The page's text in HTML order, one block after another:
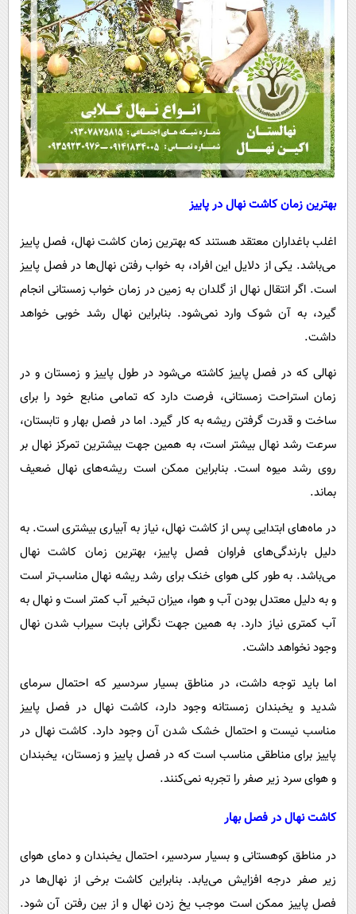
بهترین زمان کاشت نهال در پاییز
اغلب باغداران معتقد هستند که بهترین زمان کاشت نهال، فصل پاییز
می‌باشد. یکی از دلایل این افراد، به خواب رفتن نهال‌ها در فصل پاییز
است. اگر انتقال نهال از گلدان به زمین در زمان خواب زمستانی انجام
گیرد، به آن شوک وارد نمی‌شود. بنابراین نهال رشد خوبی خواهد
داشت.
نهالی که در فصل پاییز کاشته می‌شود در طول پاییز و زمستان و در
زمان استراحت زمستانی، فرصت دارد که تمامی منابع خود را برای
ساخت و قدرت گرفتن ریشه به کار گیرد. اما در فصل بهار و تابستان،
سرعت رشد نهال بیشتر است، به همین جهت بیشترین تمرکز نهال بر
روی رشد میوه است. بنابراین ممکن است ریشه‌های نهال ضعیف
بماند.
در ماه‌های ابتدایی پس از کاشت نهال، نیاز به آبیاری بیشتری است. به
دلیل بارندگی‌های فراوان فصل پاییز، بهترین زمان کاشت نهال
می‌باشد. به طور کلی هوای خنک برای رشد ریشه نهال مناسب‌تر است
و به دلیل معتدل بودن آب و هوا، میزان تبخیر آب کمتر است و نهال به
آب کمتری نیاز دارد. به همین جهت نگرانی بابت سیراب شدن نهال
وجود نخواهد داشت.
اما باید توجه داشت، در مناطق بسیار سردسیر که احتمال سرمای
شدید و یخبندان زمستانه وجود دارد، کاشت نهال در فصل پاییز
مناسب نیست و احتمال خشک شدن آن وجود دارد. کاشت نهال در
پاییز برای مناطقی مناسب است که در فصل پاییز و زمستان، یخبندان
و هوای سرد زیر صفر را تجربه نمی‌کنند.
کاشت نهال در فصل بهار
در مناطق کوهستانی و بسیار سردسیر، احتمال یخبندان و دمای هوای
زیر صفر درجه افزایش می‌یابد. بنابراین کاشت برخی از نهال‌ها در
فصل پاییز ممکن است موجب یخ زدن نهال و از بین رفتن آن شود.